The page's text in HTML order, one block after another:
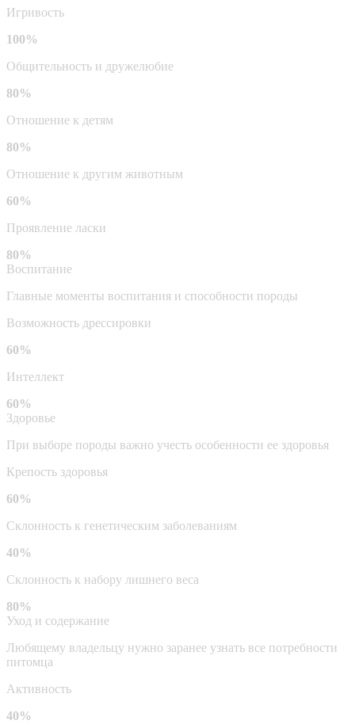
Игривость
100%
Общительность и дружелюбие
80%
Отношение к детям
80%
Отношение к другим животным
60%
Проявление ласки
80%
Воспитание
Главные моменты воспитания и способности породы
Возможность дрессировки
60%
Интеллект
60%
Здоровье
При выборе породы важно учесть особенности ее здоровья
Крепость здоровья
60%
Склонность к генетическим заболеваниям
40%
Склонность к набору лишнего веса
80%
Уход и содержание
Любящему владельцу нужно заранее узнать все потребности
питомца
Активность
40%